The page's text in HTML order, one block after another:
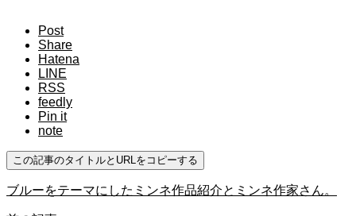
Post
Share
Hatena
LINE
RSS
feedly
Pin it
note
この記事のタイトルとURLをコピーする
ブルーをテーマにしたミンネ作品紹介とミンネ作家さん。